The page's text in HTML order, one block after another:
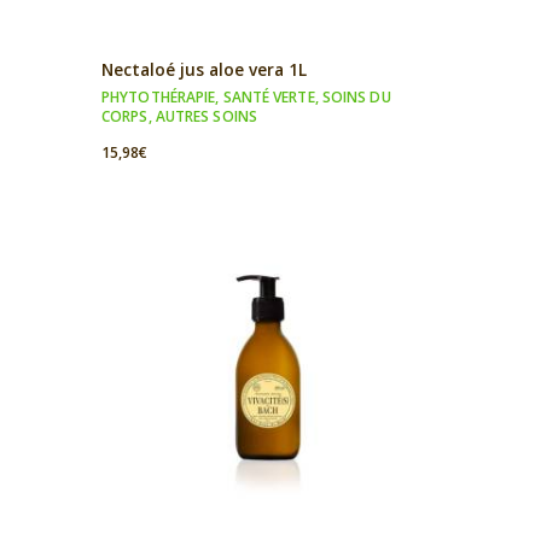
Nectaloé jus aloe vera 1L
PHYTOTHÉRAPIE, SANTÉ VERTE,SOINS DU
CORPS,AUTRES SOINS
15,98€